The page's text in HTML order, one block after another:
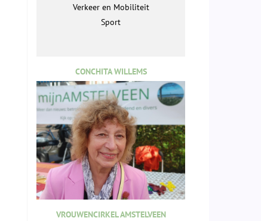
Verkeer en Mobiliteit
Sport
CONCHITA WILLEMS
VROUWENCIRKEL AMSTELVEEN